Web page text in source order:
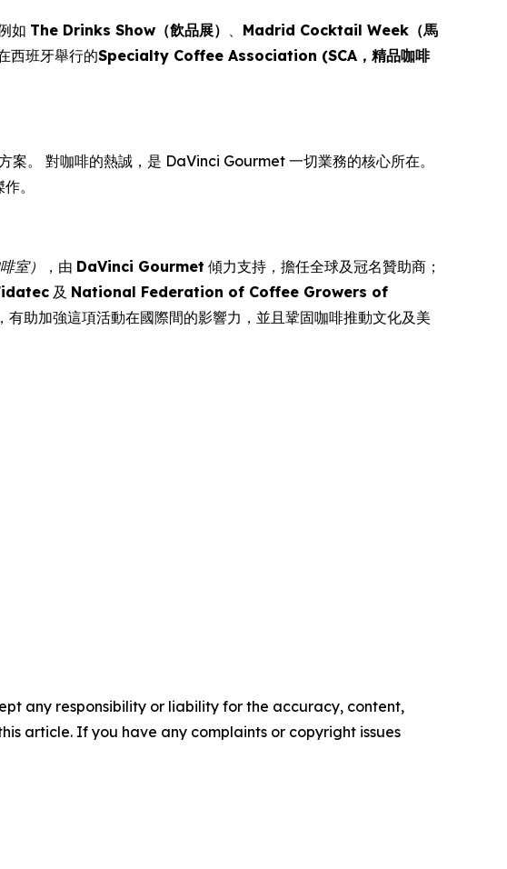
如 The Drinks Show（飲品展） 、 Madrid Cocktail Week（馬
西班牙舉行的Specialty Coffee Association (SCA，精品咖啡
。 對咖啡的熱誠，是 DaVinci Gourmet 一切業務的核心所在。
。
室） ，由 DaVinci Gourmet 傾力支持，擔任全球及冠名贊助商；
及 National Federation of Coffee Growers of
有助加強這項活動在國際間的影響力，並且鞏固咖啡推動文化及美
any responsibility or liability for the accuracy, content,
article. If you have any complaints or copyright issues